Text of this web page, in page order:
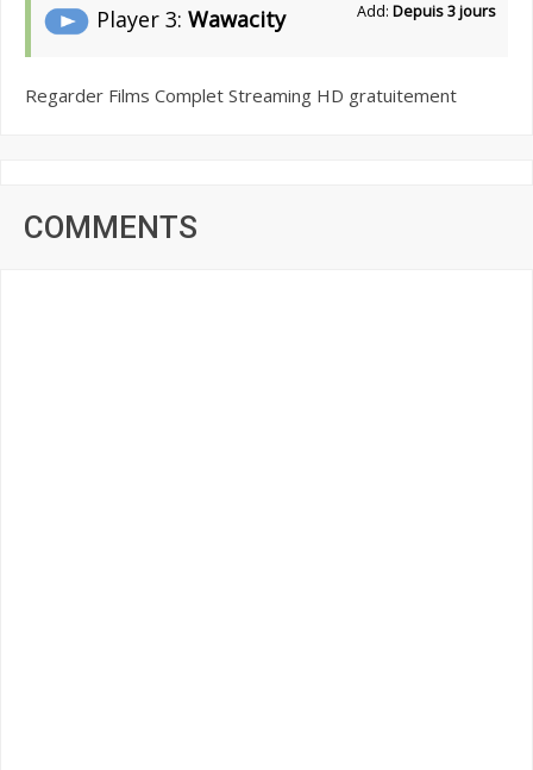
Player 3: Wawacity Add: Depuis 3 jours
Regarder Films Complet Streaming HD gratuitement
COMMENTS